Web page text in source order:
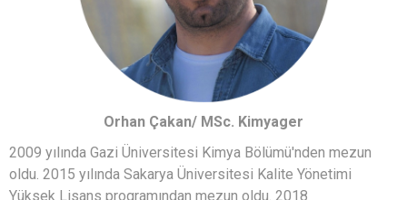
Orhan Çakan/ MSc. Kimyager
2009 yılında Gazi Üniversitesi Kimya Bölümü'nden mezun
oldu. 2015 yılında Sakarya Üniversitesi Kalite Yönetimi
Yüksek Lisans programından mezun oldu. 2018